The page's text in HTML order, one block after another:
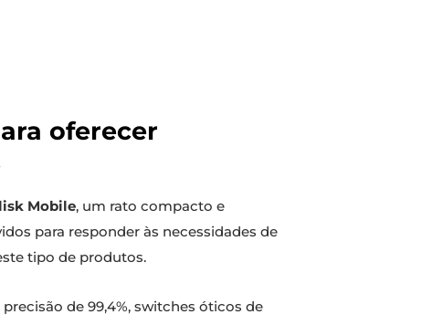
oferecer
Mobile, um rato compacto e
para responder às necessidades de
tipo de produtos.
de 99,4%, switches óticos de